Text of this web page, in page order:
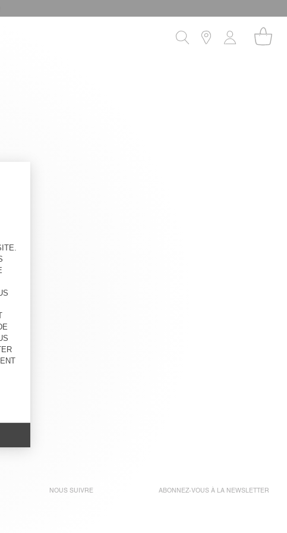
NOUS SUIVRE ABONNEZ-VOUS À LA NEWSLETTER